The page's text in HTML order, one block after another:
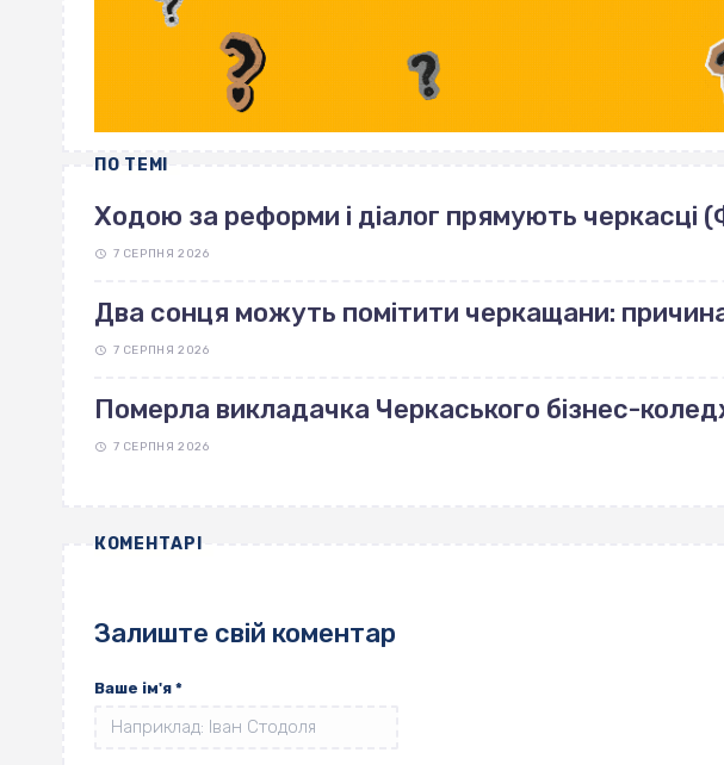
ПО ТЕМІ
Ходою за реформи і діалог прямують черкасці
7 СЕРПНЯ 2026
Два сонця можуть помітити черкащани:
7 СЕРПНЯ 2026
Померла викладачка Черкаського бізнес-
7 СЕРПНЯ 2026
КОМЕНТАРІ
Залиште свій коментар
Ваше ім'я *